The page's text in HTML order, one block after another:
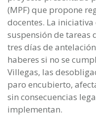
(MPF) que propone
docentes. La
suspensión de tareas
tres días de
haberes si no se
Villegas, las
paro encubierto,
sin consecuencias
implementan.